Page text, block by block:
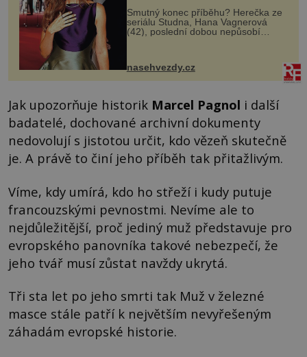
Smutný konec příběhu? Herečka ze
seriálu Studna, Hana Vagnerová
(42), poslední dobou nepůsobí
nasehvezdy.cz
Jak upozorňuje historik Marcel Pagnol i další
badatelé, dochované archivní dokumenty
nedovolují s jistotou určit, kdo vězeň skutečně
je. A právě to činí jeho příběh tak přitažlivým.
Víme, kdy umírá, kdo ho střeží i kudy putuje
francouzskými pevnostmi. Nevíme ale to
nejdůležitější, proč jediný muž představuje pro
evropského panovníka takové nebezpečí, že
jeho tvář musí zůstat navždy ukrytá.
Tři sta let po jeho smrti tak Muž v železné
masce stále patří k největším nevyřešeným
záhadám evropské historie.